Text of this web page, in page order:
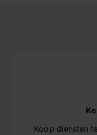
Koop diensten